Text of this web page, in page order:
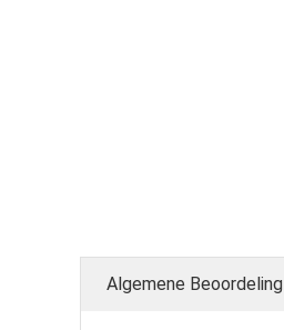
Algemene Beoordeling